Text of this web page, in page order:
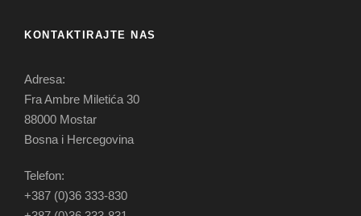
KONTAKTIRAJTE NAS
Adresa:
Fra Ambre Miletića 30
88000 Mostar
Bosna i Hercegovina
Telefon:
+387 (0)36 333-830